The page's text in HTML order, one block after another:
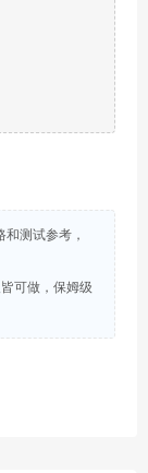
测试参考，
可做，保姆级